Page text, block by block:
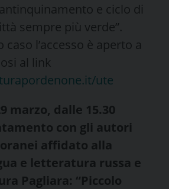
e ciclo di
sempre più verde”.
l’accesso è aperto a
al link
ute
marzo, dalle 15.30
con gli autori
affidato alla
e letteratura russa e
Pagliara: “Piccolo